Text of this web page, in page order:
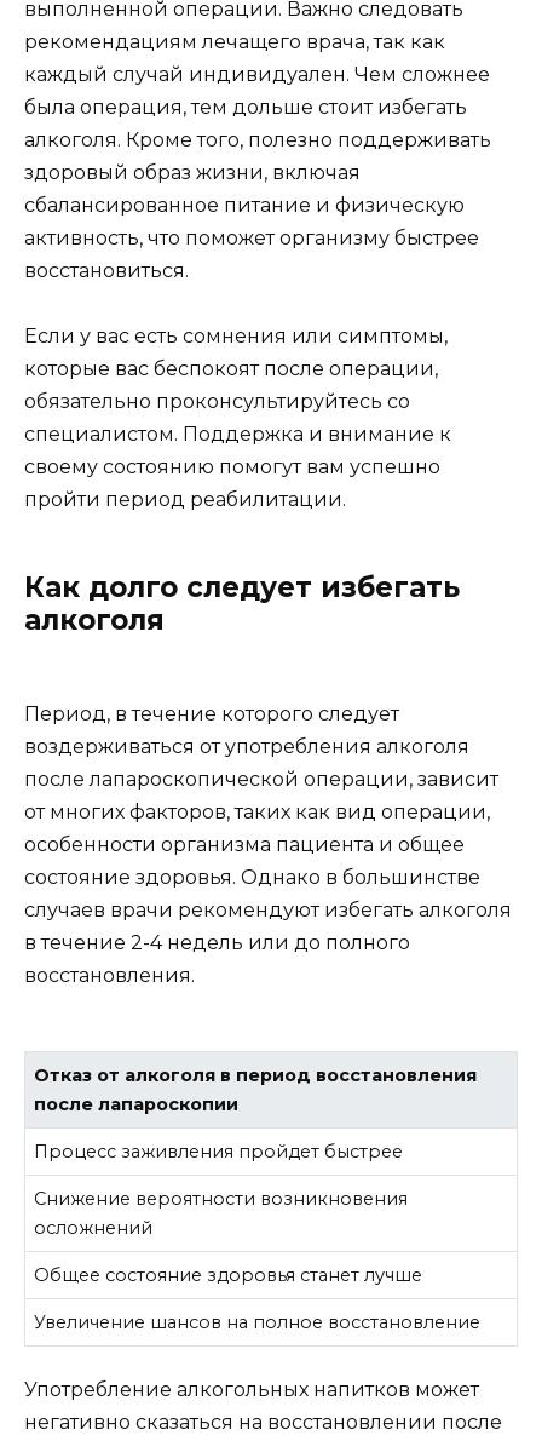
выполненной операции. Важно следовать
рекомендациям лечащего врача, так как
каждый случай индивидуален. Чем сложнее
была операция, тем дольше стоит избегать
алкоголя. Кроме того, полезно поддерживать
здоровый образ жизни, включая
сбалансированное питание и физическую
активность, что поможет организму быстрее
восстановиться.
Если у вас есть сомнения или симптомы,
которые вас беспокоят после операции,
обязательно проконсультируйтесь со
специалистом. Поддержка и внимание к
своему состоянию помогут вам успешно
пройти период реабилитации.
Как долго следует избегать
алкоголя
Период, в течение которого следует
воздерживаться от употребления алкоголя
после лапароскопической операции, зависит
от многих факторов, таких как вид операции,
особенности организма пациента и общее
состояние здоровья. Однако в большинстве
случаев врачи рекомендуют избегать алкоголя
в течение 2-4 недель или до полного
восстановления.
Отказ от алкоголя в период восстановления
после лапароскопии
Процесс заживления пройдет быстрее
Снижение вероятности возникновения
осложнений
Общее состояние здоровья станет лучше
Увеличение шансов на полное восстановление
Употребление алкогольных напитков может
негативно сказаться на восстановлении после